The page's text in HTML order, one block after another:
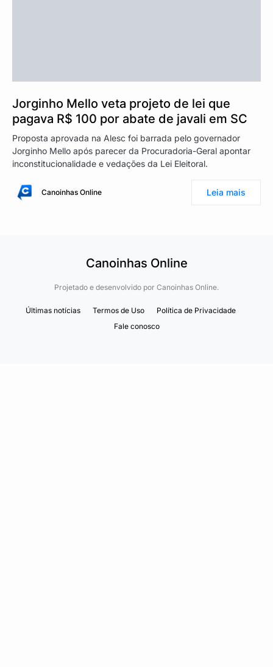
Jorginho Mello veta projeto de lei que
pagava R$ 100 por abate de javali em SC
Proposta aprovada na Alesc foi barrada pelo governador
Jorginho Mello após parecer da Procuradoria-Geral apontar
inconstitucionalidade e vedações da Lei Eleitoral.
Canoinhas Online Leia mais
Canoinhas Online
Projetado e desenvolvido por Canoinhas Online.
Últimas notícias Termos de Uso
Política de Privacidade
Fale conosco